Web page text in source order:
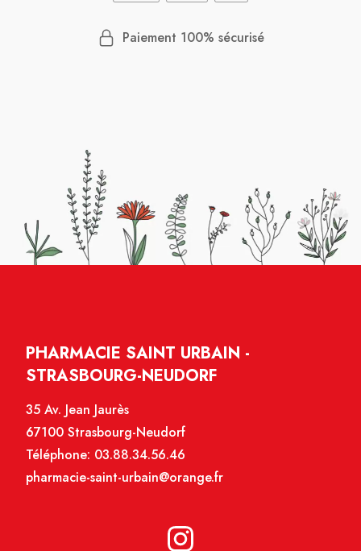
Paiement 100% sécurisé
PHARMACIE SAINT URBAIN -
STRASBOURG-NEUDORF
35 Av. Jean Jaurès
67100 Strasbourg-Neudorf
Téléphone: 03.88.34.56.46
pharmacie-saint-urbain@orange.fr